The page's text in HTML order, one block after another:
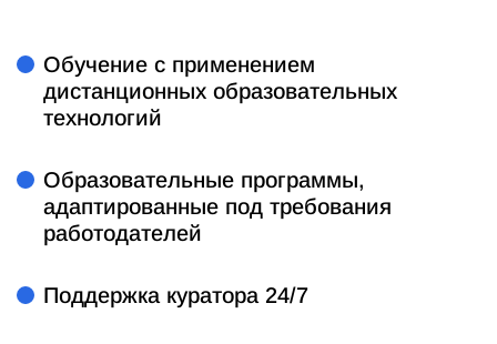
Обучение с применением
дистанционных образовательных
технологий
Образовательные программы,
адаптированные под требования
работодателей
Поддержка куратора 24/7